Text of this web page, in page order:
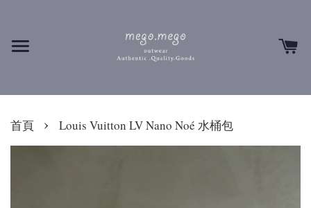
首頁 › Louis Vuitton LV Nano Noé 水桶包